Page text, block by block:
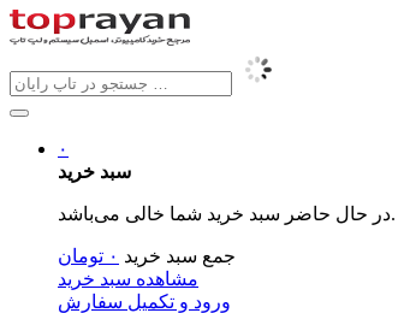
۰
سبد خرید
در حال حاضر سبد خرید شما خالی می‌باشد.
جمع سبد خرید ۰ تومان
مشاهده سبد خرید
ورود و تکمیل سفارش